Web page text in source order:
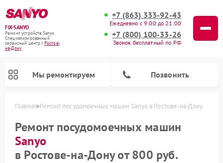
FIX-SANYO
Ремонт устройств Sanyo
Специализированный
cервисный центр г.Ростов-
на-Дону
+7 (863) 333-92-43
Ежедневно с 9:00 до 21:00
+7 (800) 100-33-26
Звонок бесплатный по РФ
Мы ремонтируем Позвонить
Главная Ремонт посудомоечных машин Sanyo в Ростове-на-Дону
Ремонт посудомоечных машин
Sanyo
в Ростове-на-Дону от 800 руб.